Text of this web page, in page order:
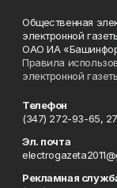
Общественная
электронной
ОАО ИА
Правила
электронной
Телефон
(347) 272-93-65,
Эл. почта
Рекламная